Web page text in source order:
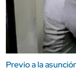
Previo a la